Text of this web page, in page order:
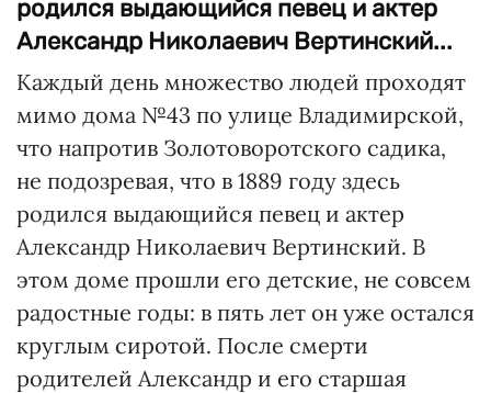
родился выдающийся певец и актер
Александр Николаевич Вертинский...
Каждый день множество людей проходят
мимо дома №43 по улице Владимирской,
что напротив Золотоворотского садика,
не подозревая, что в 1889 году здесь
родился выдающийся певец и актер
Александр Николаевич Вертинский. В
этом доме прошли его детские, не совсем
радостные годы: в пять лет он уже остался
круглым сиротой. После смерти
родителей Александр и его старшая